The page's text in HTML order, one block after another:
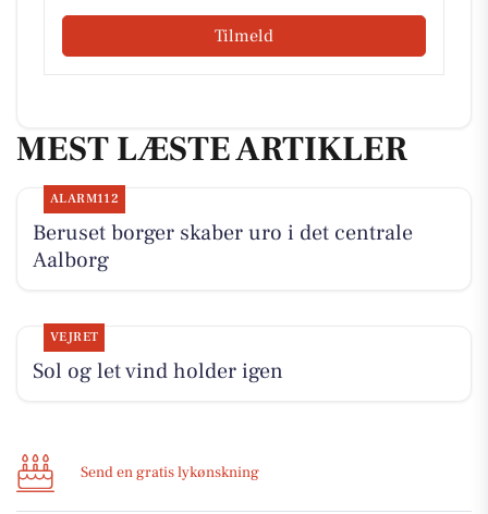
Tilmeld
MEST LÆSTE ARTIKLER
ALARM112
Beruset borger skaber uro i det centrale
Aalborg
VEJRET
Sol og let vind holder igen
Send en gratis lykønskning